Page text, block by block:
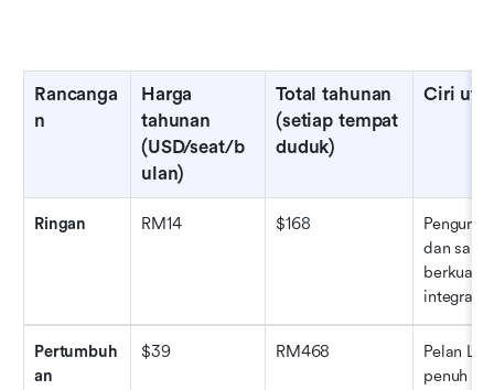
Rancanga
n
Harga
tahunan
(USD/seat/b
ulan)
Total tahunan
(setiap tempat
duduk)
Ciri
Ringan RM14 $168
dan
integrasi.
Pertumbuh
an
$39 RM468
Pelan
penuh